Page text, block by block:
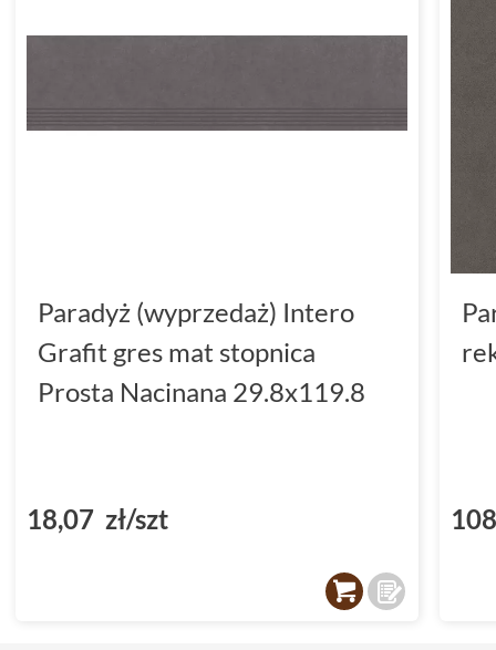
Paradyż (wyprzedaż) Intero
Grafit gres mat stopnica
Prosta Nacinana 29.8x119.8
18,07 zł/szt